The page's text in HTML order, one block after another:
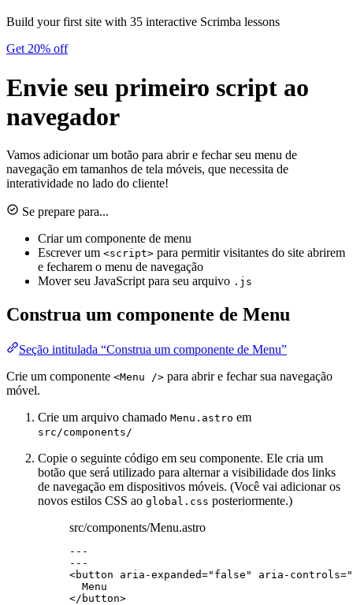
Build your first site with 35 interactive Scrimba lessons
Get 20% off
Envie seu primeiro script ao
navegador
Vamos adicionar um botão para abrir e fechar seu menu de
navegação em tamanhos de tela móveis, que necessita de
interatividade no lado do cliente!
Se prepare para...
Criar um componente de menu
Escrever um <script> para permitir visitantes do site abrirem
e fecharem o menu de navegação
Mover seu JavaScript para seu arquivo .js
Construa um componente de Menu
Seção intitulada “Construa um componente de Menu”
Crie um componente <Menu /> para abrir e fechar sua navegação
móvel.
Crie um arquivo chamado Menu.astro em
src/components/
Copie o seguinte código em seu componente. Ele cria um
botão que será utilizado para alternar a visibilidade dos links
de navegação em dispositivos móveis. (Você vai adicionar os
novos estilos CSS ao global.css posteriormente.)
src/components/Menu.astro
---
---
<button aria-expanded=" false " aria-controls="
Menu
</ button>